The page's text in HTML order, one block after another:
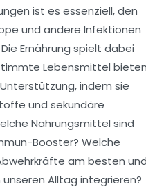
ist es essenziell, den
und andere Infektionen
Ernährung spielt dabei
Lebensmittel
indem sie
und sekundäre
Nahrungsmittel sind
Booster? Welche
am besten
Alltag integrieren?